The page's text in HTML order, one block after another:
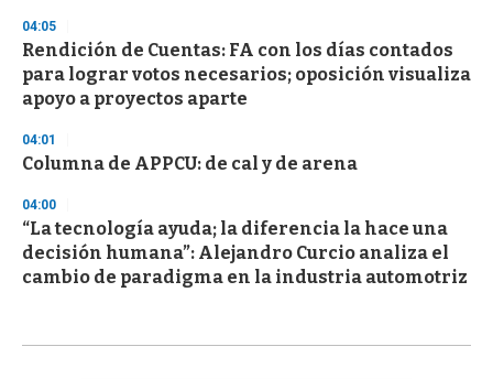
04:05
Rendición de Cuentas: FA con los días contados
para lograr votos necesarios; oposición visualiza
apoyo a proyectos aparte
04:01
Columna de APPCU: de cal y de arena
04:00
“La tecnología ayuda; la diferencia la hace una
decisión humana”: Alejandro Curcio analiza el
cambio de paradigma en la industria automotriz